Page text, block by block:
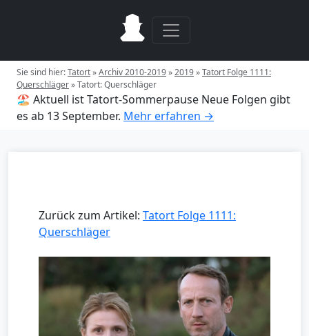
Sie sind hier:Tatort»Archiv 2010-2019»2019»Tatort Folge 1111:
Querschläger»Tatort: Querschläger
🏖️ Aktuell ist Tatort-Sommerpause Neue Folgen gibt
es ab 13 September. Mehr erfahren →
Zurück zum Artikel: Tatort Folge 1111:
Querschläger